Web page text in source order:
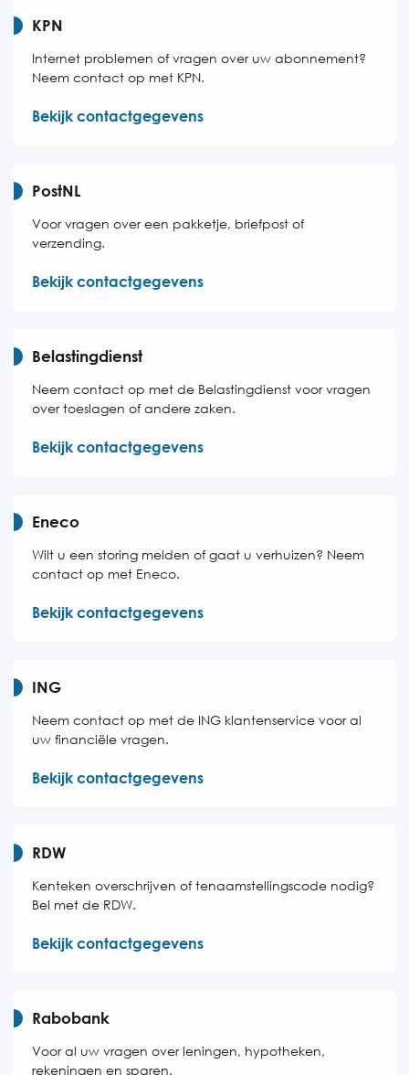
KPN
Internet problemen of vragen over uw abonnement?
Neem contact op met KPN.
Bekijk contactgegevens
PostNL
Voor vragen over een pakketje, briefpost of
verzending.
Bekijk contactgegevens
Belastingdienst
Neem contact op met de Belastingdienst voor vragen
over toeslagen of andere zaken.
Bekijk contactgegevens
Eneco
Wilt u een storing melden of gaat u verhuizen? Neem
contact op met Eneco.
Bekijk contactgegevens
ING
Neem contact op met de ING klantenservice voor al
uw financiële vragen.
Bekijk contactgegevens
RDW
Kenteken overschrijven of tenaamstellingscode nodig?
Bel met de RDW.
Bekijk contactgegevens
Rabobank
Voor al uw vragen over leningen, hypotheken,
rekeningen en sparen.